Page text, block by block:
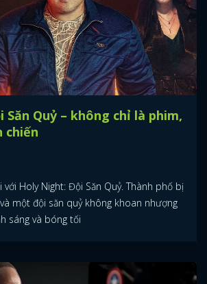
Quỷ – không chỉ là phim,
chiến
Holy Night: Đội Săn Quỷ. Thành phố bị
một đội săn quỷ không khoan nhượng
sáng và bóng tối